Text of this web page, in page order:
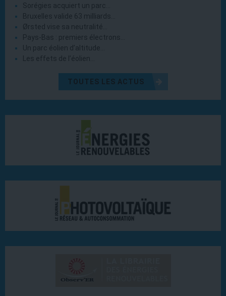
Sorégies acquiert un parc…
Bruxelles valide 63 milliards…
Ørsted vise sa neutralité…
Pays-Bas : premiers électrons…
Un parc éolien d’altitude…
Les effets de l’éolien…
TOUTES LES ACTUS